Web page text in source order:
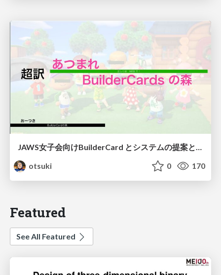
JAWS女子会向けBuilderCard とシステムの提案と解説の仕方資料
otsuki
0 170
Featured
See All Featured